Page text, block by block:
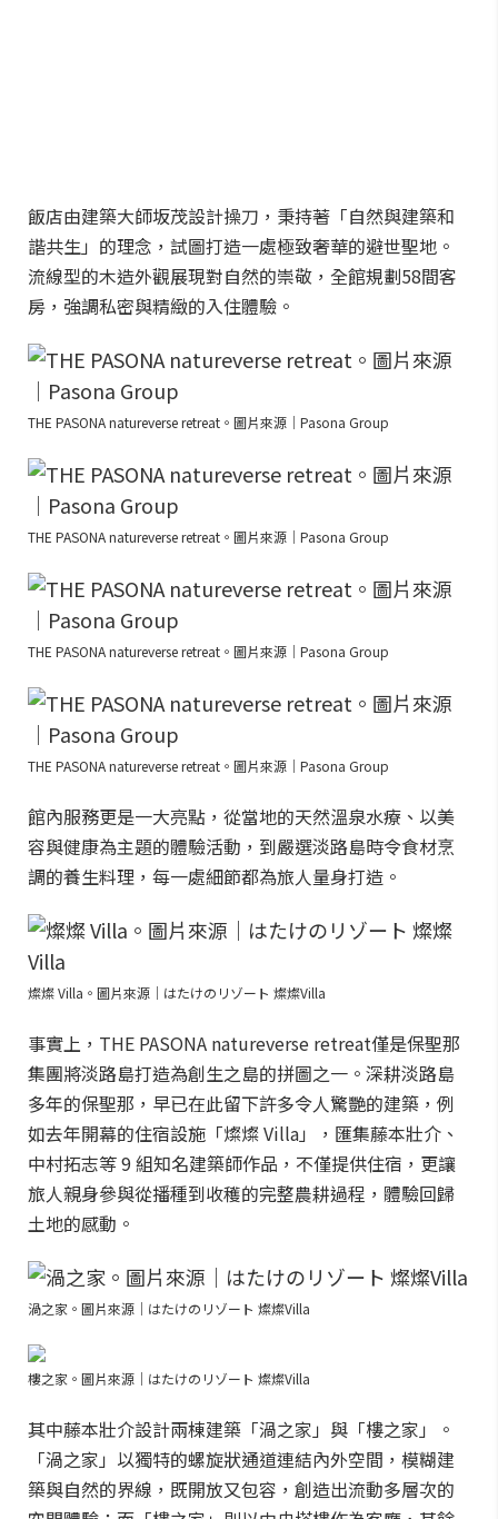
飯店由建築大師坂茂設計操刀，秉持著「自然與建築和
諧共生」的理念，試圖打造一處極致奢華的避世聖地。
流線型的木造外觀展現對自然的崇敬，全館規劃58間客
房，強調私密與精緻的入住體驗。
THE PASONA natureverse retreat。圖片來源｜Pasona Group
THE PASONA natureverse retreat。圖片來源｜Pasona Group
THE PASONA natureverse retreat。圖片來源｜Pasona Group
THE PASONA natureverse retreat。圖片來源｜Pasona Group
館內服務更是一大亮點，從當地的天然溫泉水療、以美
容與健康為主題的體驗活動，到嚴選淡路島時令食材烹
調的養生料理，每一處細節都為旅人量身打造。
燦燦 Villa。圖片來源｜はたけのリゾート 燦燦Villa
事實上，THE PASONA natureverse retreat僅是保聖那
集團將淡路島打造為創生之島的拼圖之一。深耕淡路島
多年的保聖那，早已在此留下許多令人驚艷的建築，例
如去年開幕的住宿設施「燦燦 Villa」，匯集藤本壯介、
中村拓志等 9 組知名建築師作品，不僅提供住宿，更讓
旅人親身參與從播種到收穫的完整農耕過程，體驗回歸
土地的感動。
渦之家。圖片來源｜はたけのリゾート 燦燦Villa
樓之家。圖片來源｜はたけのリゾート 燦燦Villa
其中藤本壯介設計兩棟建築「渦之家」與「樓之家」。
「渦之家」以獨特的螺旋狀通道連結內外空間，模糊建
築與自然的界線，既開放又包容，創造出流動多層次的